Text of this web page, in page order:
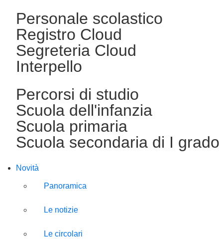
Personale scolastico
Registro Cloud
Segreteria Cloud
Interpello
Percorsi di studio
Scuola dell'infanzia
Scuola primaria
Scuola secondaria di I grado
Novità
Panoramica
Le notizie
Le circolari